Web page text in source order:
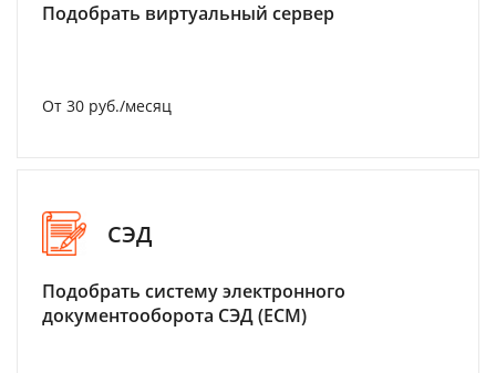
Подобрать виртуальный сервер
От 30 руб./месяц
СЭД
Подобрать систему электронного
документооборота СЭД (ECM)